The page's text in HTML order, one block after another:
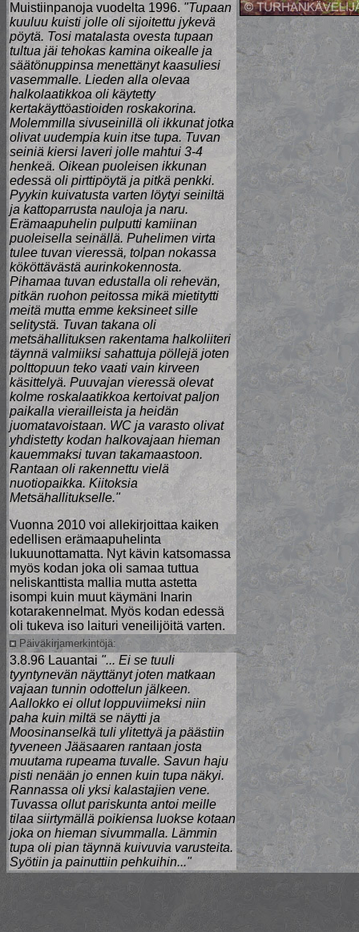
Muistiinpanoja vuodelta 1996. "Tupaan
kuuluu kuisti jolle oli sijoitettu jykevä
pöytä. Tosi matalasta ovesta tupaan
tultua jäi tehokas kamina oikealle ja
säätönuppinsa menettänyt kaasuliesi
vasemmalle. Lieden alla olevaa
halkolaatikkoa oli käytetty
kertakäyttöastioiden roskakorina.
Molemmilla sivuseinillä oli ikkunat jotka
olivat uudempia kuin itse tupa. Tuvan
seiniä kiersi laveri jolle mahtui 3-4
henkeä. Oikean puoleisen ikkunan
edessä oli pirttipöytä ja pitkä penkki.
Pyykin kuivatusta varten löytyi seiniltä
ja kattoparrusta nauloja ja naru.
Erämaapuhelin pulputti kamiinan
puoleisella seinällä. Puhelimen virta
tulee tuvan vieressä, tolpan nokassa
kököttävästä aurinkokennosta.
Pihamaa tuvan edustalla oli rehevän,
pitkän ruohon peitossa mikä mietitytti
meitä mutta emme keksineet sille
selitystä. Tuvan takana oli
metsähallituksen rakentama halkoliiteri
täynnä valmiiksi sahattuja pöllejä joten
polttopuun teko vaati vain kirveen
käsittelyä. Puuvajan vieressä olevat
kolme roskalaatikkoa kertoivat paljon
paikalla vierailleista ja heidän
juomatavoistaan. WC ja varasto olivat
yhdistetty kodan halkovajaan hieman
kauemmaksi tuvan takamaastoon.
Rantaan oli rakennettu vielä
nuotiopaikka. Kiitoksia
Metsähallitukselle."
Vuonna 2010 voi allekirjoittaa kaiken
edellisen erämaapuhelinta
lukuunottamatta. Nyt kävin katsomassa
myös kodan joka oli samaa tuttua
neliskanttista mallia mutta astetta
isompi kuin muut käymäni Inarin
kotarakennelmat. Myös kodan edessä
oli tukeva iso laituri veneilijöitä varten.
Päiväkirjamerkintöjä:
3.8.96 Lauantai "... Ei se tuuli
tyyntynevän näyttänyt joten matkaan
vajaan tunnin odottelun jälkeen.
Aallokko ei ollut loppuviimeksi niin
paha kuin miltä se näytti ja
Moosinanselkä tuli ylitettyä ja päästiin
tyveneen Jääsaaren rantaan josta
muutama rupeama tuvalle. Savun haju
pisti nenään jo ennen kuin tupa näkyi.
Rannassa oli yksi kalastajien vene.
Tuvassa ollut pariskunta antoi meille
tilaa siirtymällä poikiensa luokse kotaan
joka on hieman sivummalla. Lämmin
tupa oli pian täynnä kuivuvia varusteita.
Syötiin ja painuttiin pehkuihin..."